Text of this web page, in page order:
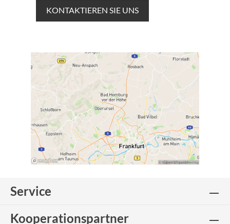
KONTAKTIEREN SIE UNS
Service
Kooperationspartner